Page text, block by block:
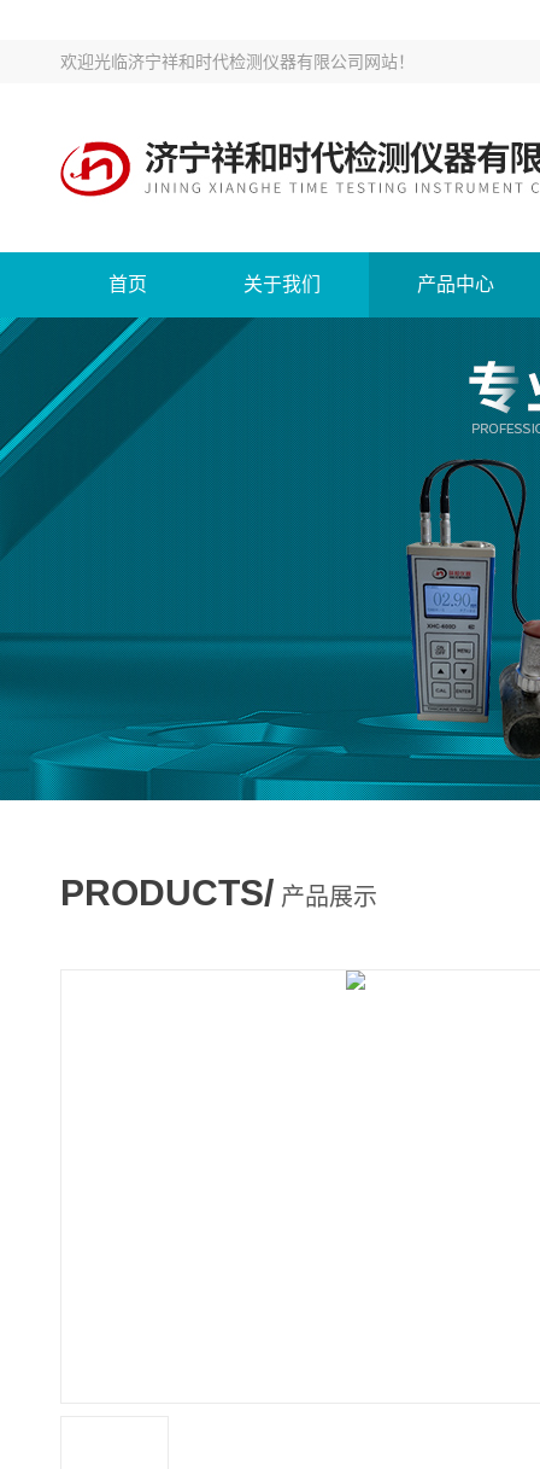
欢迎光临济宁祥和时代检测仪器有限公司网站！
首页 关于我们 产品中心
PRODUCTS/ 产品展示